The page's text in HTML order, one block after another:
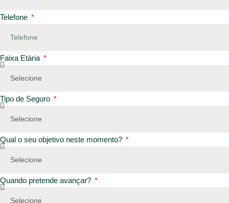
Telefone
Faixa Etária
Tipo de Seguro
Qual o seu objetivo neste momento?
Quando pretende avançar?